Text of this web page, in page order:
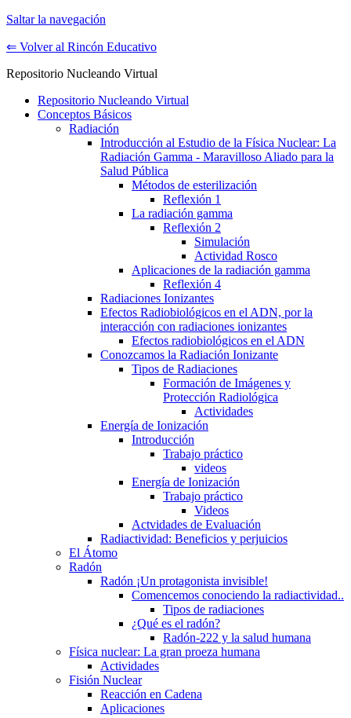
Saltar la navegación
⇐ Volver al Rincón Educativo
Repositorio Nucleando Virtual
Repositorio Nucleando Virtual
Conceptos Básicos
Radiación
Introducción al Estudio de la Física Nuclear: La
Radiación Gamma - Maravilloso Aliado para la
Salud Pública
Métodos de esterilización
Reflexión 1
La radiación gamma
Reflexión 2
Simulación
Actividad Rosco
Aplicaciones de la radiación gamma
Reflexión 4
Radiaciones Ionizantes
Efectos Radiobiológicos en el ADN, por la
interacción con radiaciones ionizantes
Efectos radiobiológicos en el ADN
Conozcamos la Radiación Ionizante
Tipos de Radiaciones
Formación de Imágenes y
Protección Radiológica
Actividades
Energía de Ionización
Introducción
Trabajo práctico
videos
Energía de Ionización
Trabajo práctico
Videos
Actvidades de Evaluación
Radiactividad: Beneficios y perjuicios
El Átomo
Radón
Radón ¡Un protagonista invisible!
Comencemos conociendo la radiactividad..
Tipos de radiaciones
¿Qué es el radón?
Radón-222 y la salud humana
Física nuclear: La gran proeza humana
Actividades
Fisión Nuclear
Reacción en Cadena
Aplicaciones